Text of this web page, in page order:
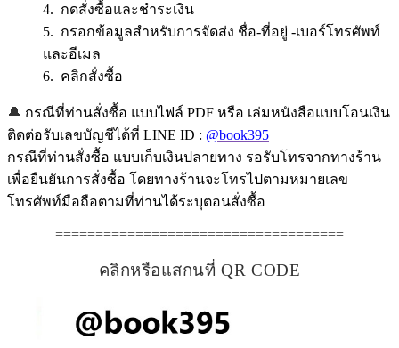
4. กดสั่งซื้อและชำระเงิน
5. กรอกข้อมูลสำหรับการจัดส่ง ชื่อ-ที่อยู่ -เบอร์โทรศัพท์
และอีเมล
6. คลิกสั่งซื้อ
🔔 กรณีที่ท่านสั่งซื้อ แบบไฟล์ PDF หรือ เล่มหนังสือแบบโอนเงิน
ติดต่อรับเลขบัญชีได้ที่ LINE ID : @book395
กรณีที่ท่านสั่งซื้อ แบบเก็บเงินปลายทาง รอรับโทรจากทางร้าน
เพื่อยืนยันการสั่งซื้อ โดยทางร้านจะโทรไปตามหมายเลข
โทรศัพท์มือถือตามที่ท่านได้ระบุตอนสั่งซื้อ
====================================
คลิกหรือแสกนที่ QR CODE